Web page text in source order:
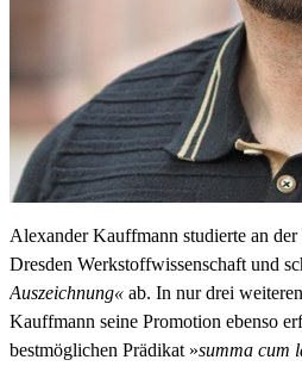
Alexander Kauffmann studierte an
Dresden Werkstoffwissenschaft und
Auszeichnung« ab. In nur drei
Kauffmann seine Promotion ebenso
bestmöglichen Prädikat »summa cum